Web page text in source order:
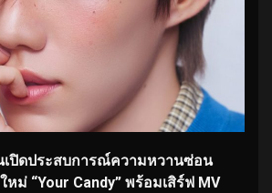
เปิดประสบการณ์ความหวานซ่อน
หม่ “Your Candy” พร้อมเสิร์ฟ MV